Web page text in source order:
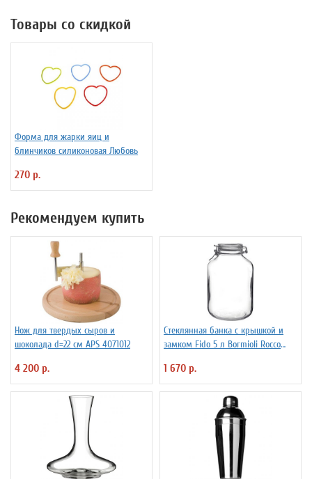
Товары со скидкой
Форма для жарки яиц и
блинчиков силиконовая Любовь
270 р.
Рекомендуем купить
Нож для твердых сыров и
шоколада d=22 см APS 4071012
4 200 р.
Стеклянная банка с крышкой и
замком Fido 5 л Bormioli Rocco
1 670 р.